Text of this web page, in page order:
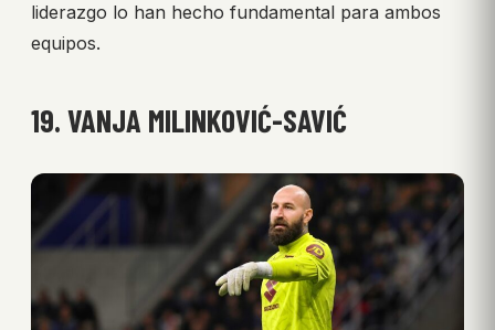
liderazgo lo han hecho fundamental para ambos
equipos.
19. VANJA MILINKOVIĆ-SAVIĆ